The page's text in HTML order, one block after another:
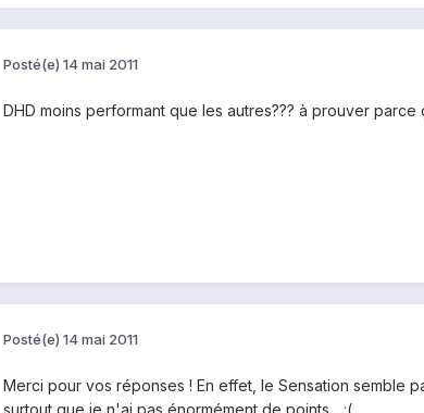
Posté(e) 14 mai 2011
DHD moins performant que les autres??? à prouver
Posté(e) 14 mai 2011
Merci pour vos réponses ! En effet, le Sensation semble